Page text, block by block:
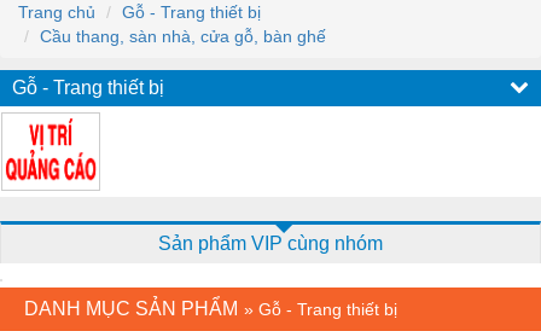
Trang chủ
Gỗ - Trang thiết bị
Cầu thang, sàn nhà, cửa gỗ, bàn ghế
Gỗ - Trang thiết bị
Sản phẩm VIP cùng nhóm
DANH MỤC SẢN PHẨM » Gỗ - Trang thiết bị